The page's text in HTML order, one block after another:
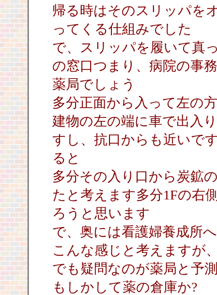
帰る時はそのスリッパを
ってくる仕組みでした
で、スリッパを履いて真
の窓口つまり、病院の事
薬局でしょう
多分正面から入って左の
建物の左の端に車で出入
すし、抗口からも近いで
ると
多分その入り口から炭鉱
たと考えます多分1Fの右
ろうと思います
で、奥には看護婦養成所
こんな感じと考えますが
でも疑問なのが薬局と予
もしかして薬の倉庫か?